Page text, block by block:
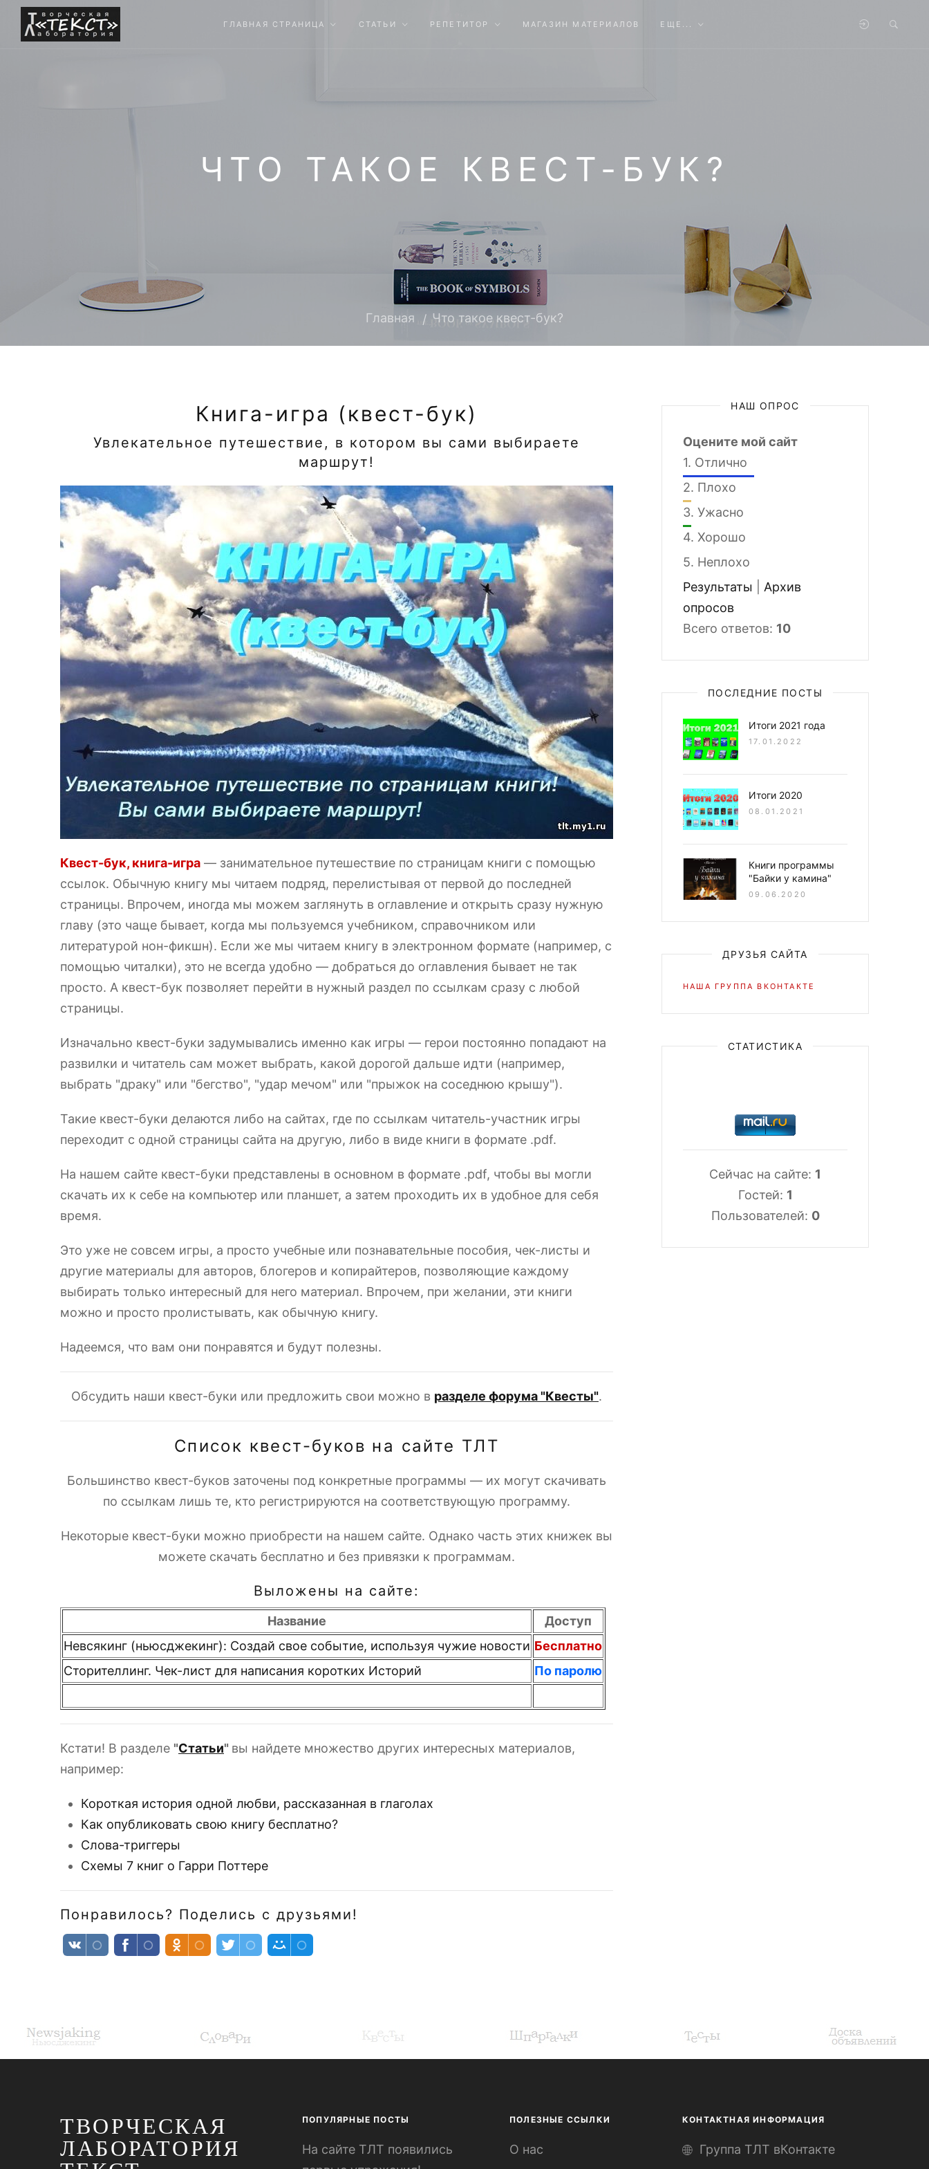
ГЛАВНАЯ СТРАНИЦА СТАТЬИ РЕПЕТИТОР МАГАЗИН МАТЕРИАЛОВ ЕЩЕ...
ЧТО ТАКОЕ КВЕСТ-БУК?
Главная Что такое квест-бук?
Книга-игра (квест-бук)
Увлекательное путешествие, в котором вы сами выбираете
маршрут!
Квест-бук, книга-игра — занимательное путешествие по страницам книги с помощью
ссылок. Обычную книгу мы читаем подряд, перелистывая от первой до последней
страницы. Впрочем, иногда мы можем заглянуть в оглавление и открыть сразу нужную
главу (это чаще бывает, когда мы пользуемся учебником, справочником или
литературой нон-фикшн). Если же мы читаем книгу в электронном формате (например, с
помощью читалки), это не всегда удобно — добраться до оглавления бывает не так
просто. А квест-бук позволяет перейти в нужный раздел по ссылкам сразу с любой
страницы.
Изначально квест-буки задумывались именно как игры — герои постоянно попадают на
развилки и читатель сам может выбрать, какой дорогой дальше идти (например,
выбрать "драку" или "бегство", "удар мечом" или "прыжок на соседнюю крышу").
Такие квест-буки делаются либо на сайтах, где по ссылкам читатель-участник игры
переходит с одной страницы сайта на другую, либо в виде книги в формате .pdf.
На нашем сайте квест-буки представлены в основном в формате .pdf, чтобы вы могли
скачать их к себе на компьютер или планшет, а затем проходить их в удобное для себя
время.
Это уже не совсем игры, а просто учебные или познавательные пособия, чек-листы и
другие материалы для авторов, блогеров и копирайтеров, позволяющие каждому
выбирать только интересный для него материал. Впрочем, при желании, эти книги
можно и просто пролистывать, как обычную книгу.
Надеемся, что вам они понравятся и будут полезны.
Обсудить наши квест-буки или предложить свои можно в разделе форума "Квесты".
Список квест-буков на сайте ТЛТ
Большинство квест-буков заточены под конкретные программы — их могут скачивать
по ссылкам лишь те, кто регистрируются на соответствующую программу.
Некоторые квест-буки можно приобрести на нашем сайте. Однако часть этих книжек вы
можете скачать бесплатно и без привязки к программам.
Выложены на сайте:
Название
Доступ
Невсякинг (ньюсджекинг): Создай свое событие, используя чужие новости Бесплатно
Сторителлинг. Чек-лист для написания коротких Историй
По паролю
Кстати! В разделе "Статьи" вы найдете множество других интересных материалов,
например:
Короткая история одной любви, рассказанная в глаголах
Как опубликовать свою книгу бесплатно?
Слова-триггеры
Схемы 7 книг о Гарри Поттере
Понравилось? Поделись с друзьями!
НАШ ОПРОС
Оцените мой сайт
1. Отлично
2. Плохо
3. Ужасно
4. Хорошо
5. Неплохо
Результаты
Архив
опросов
Всего ответов: 10
ПОСЛЕДНИЕ ПОСТЫ
Итоги 2021 года
17.01.2022
Итоги 2020
08.01.2021
Книги программы
"Байки у камина"
09.06.2020
ДРУЗЬЯ САЙТА
НАША ГРУППА ВКОНТАКТЕ
СТАТИСТИКА
Сейчас на сайте: 1
Гостей: 1
Пользователей: 0
ТВОРЧЕСКАЯ
ЛАБОРАТОРИЯ
ПОПУЛЯРНЫЕ ПОСТЫ
На сайте ТЛТ появились
ПОЛЕЗНЫЕ ССЫЛКИ
О нас
КОНТАКТНАЯ ИНФОРМАЦИЯ
Группа ТЛТ вКонтакте